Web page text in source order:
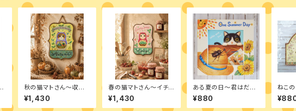
秋の猫マトさん～収穫
に感謝 デザインパケ
ット
¥1,430
春の猫マトさん～イチゴ
狩りへ デザインパケッ
ト
¥1,430
ある夏の日～君はだ
れ?～ デザインパケット
¥880
ねこ
ザイ
バー